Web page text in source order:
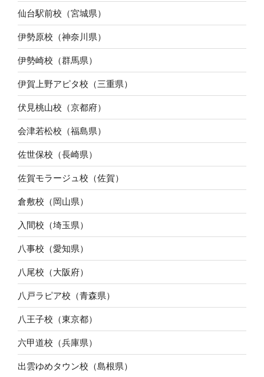
仙台駅前校（宮城県）
伊勢原校（神奈川県）
伊勢崎校（群馬県）
伊賀上野アピタ校（三重県）
伏見桃山校（京都府）
会津若松校（福島県）
佐世保校（長崎県）
佐賀モラージュ校（佐賀）
倉敷校（岡山県）
入間校（埼玉県）
八事校（愛知県）
八尾校（大阪府）
八戸ラピア校（青森県）
八王子校（東京都）
六甲道校（兵庫県）
出雲ゆめタウン校（島根県）